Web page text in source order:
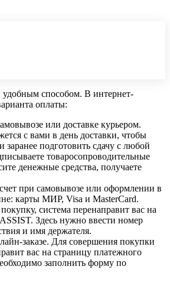
способом. В интернет-
оплаты:
или доставке курьером.
с вами в день доставки, чтобы
заранее подготовить сдачу с любой
товаросопроводительные
денежные средства, получаете
при самовывозе или оформлении в
карты МИР, Visa и MasterCard.
система перенаправит вас на
Здесь нужно ввести номер
и имя держателя.
заказе. Для совершения покупки
вас на страницу платежного
заполнить форму по